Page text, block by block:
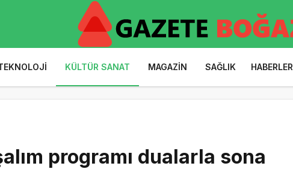
KÜLTÜR SANAT MAGAZIN SAĞLIK HABERLER
programı dualarla sona